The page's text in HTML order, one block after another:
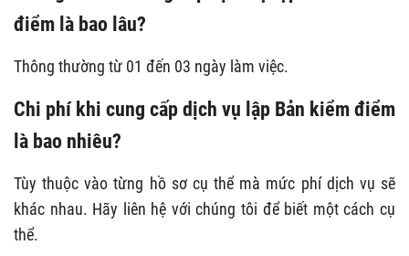
điểm là bao lâu?
Thông thường từ 01 đến 03 ngày làm việc.
Chi phí khi cung cấp dịch vụ lập Bản kiểm điểm
là bao nhiêu?
Tùy thuộc vào từng hồ sơ cụ thể mà mức phí dịch vụ sẽ
khác nhau. Hãy liên hệ với chúng tôi để biết một cách cụ
thể.